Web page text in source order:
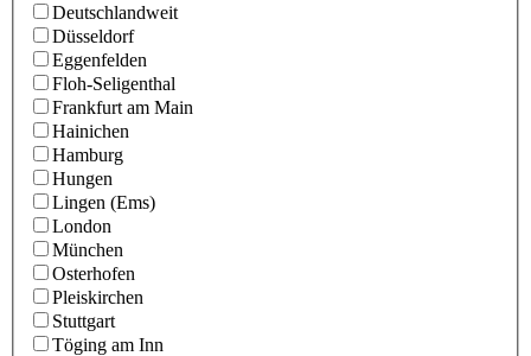
Deutschlandweit
Düsseldorf
Eggenfelden
Floh-Seligenthal
Frankfurt am Main
Hainichen
Hamburg
Hungen
Lingen (Ems)
London
München
Osterhofen
Pleiskirchen
Stuttgart
Töging am Inn